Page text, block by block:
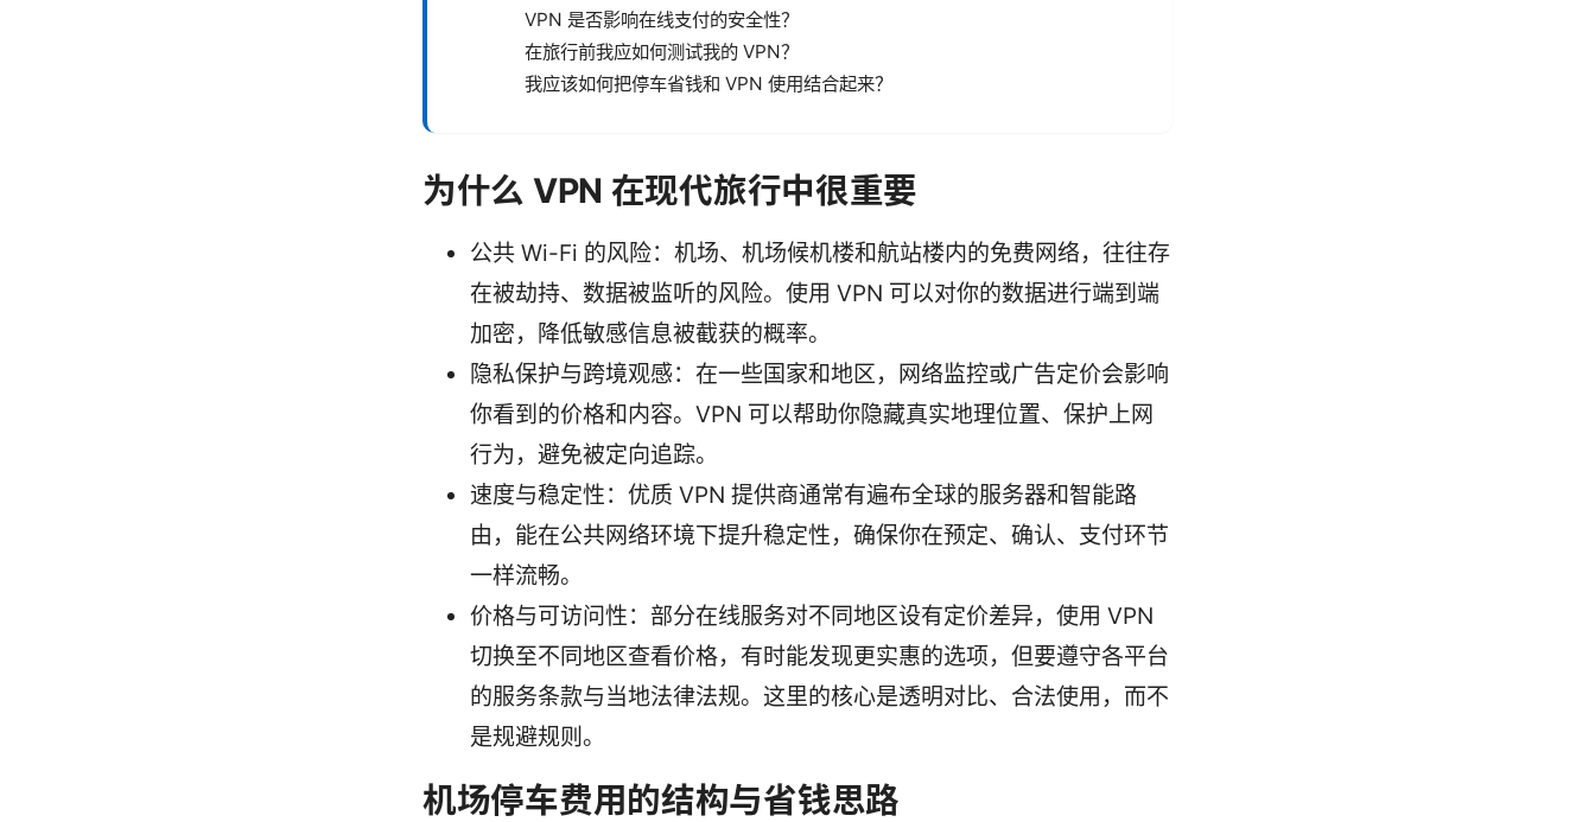
VPN 是否影响在线支付的安全性？
在旅行前我应如何测试我的 VPN？
我应该如何把停车省钱和 VPN 使用结合起来？
为什么 VPN 在现代旅行中很重要
公共 Wi-Fi 的风险：机场、机场候机楼和航站楼内的免费网络，往往存
在被劫持、数据被监听的风险。使用 VPN 可以对你的数据进行端到端
加密，降低敏感信息被截获的概率。
隐私保护与跨境观感：在一些国家和地区，网络监控或广告定价会影响
你看到的价格和内容。VPN 可以帮助你隐藏真实地理位置、保护上网
行为，避免被定向追踪。
速度与稳定性：优质 VPN 提供商通常有遍布全球的服务器和智能路
由，能在公共网络环境下提升稳定性，确保你在预定、确认、支付环节
一样流畅。
价格与可访问性：部分在线服务对不同地区设有定价差异，使用 VPN
切换至不同地区查看价格，有时能发现更实惠的选项，但要遵守各平台
的服务条款与当地法律法规。这里的核心是透明对比、合法使用，而不
是规避规则。
机场停车费用的结构与省钱思路